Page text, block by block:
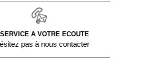
A VOTRE ECOUTE
pas à nous contacter